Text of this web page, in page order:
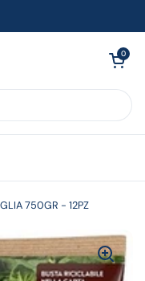
Apri carrello
0
750GR - 12PZ